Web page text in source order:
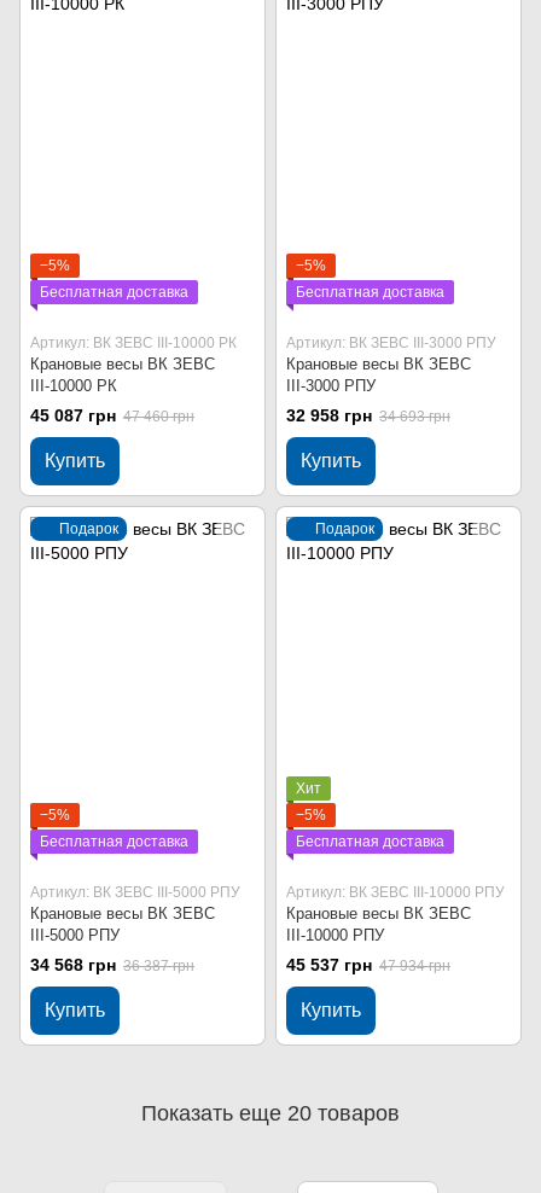
−5%
Бесплатная доставка
Артикул: ВК ЗЕВС ІІІ-10000 РК
Крановые весы ВК ЗЕВС
ІІІ-10000 РК
45 087 грн 47 460 грн
Купить
−5%
Бесплатная доставка
Артикул: ВК ЗЕВС ІІІ-3000 РПУ
Крановые весы ВК ЗЕВС
ІІІ-3000 РПУ
32 958 грн 34 693 грн
Купить
Подарок
−5%
Бесплатная доставка
Артикул: ВК ЗЕВС ІІІ-5000 РПУ
Крановые весы ВК ЗЕВС
ІІІ-5000 РПУ
34 568 грн 36 387 грн
Купить
Подарок
Хит
−5%
Бесплатная доставка
Артикул: ВК ЗЕВС ІІІ-10000 РПУ
Крановые весы ВК ЗЕВС
ІІІ-10000 РПУ
45 537 грн 47 934 грн
Купить
Показать еще 20 товаров